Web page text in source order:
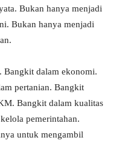
Bukan hanya menjadi
Bukan hanya menjadi
Bangkit dalam ekonomi.
pertanian. Bangkit
Bangkit dalam kualitas
pemerintahan.
untuk mengambil